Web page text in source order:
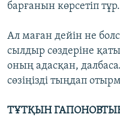
барғанын көрсетіп тұр.
Ал маған дейін не
сылдыр сөздеріне
оның адасқан,
сөзіңізді тыңдап
ТҰТҚЫН ГАПОНОВТЫҢ